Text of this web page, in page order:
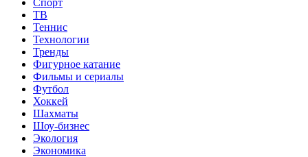
ТВ
Теннис
Технологии
Тренды
Фигурное катание
Фильмы и сериалы
Футбол
Хоккей
Шахматы
Шоу-бизнес
Экология
Экономика